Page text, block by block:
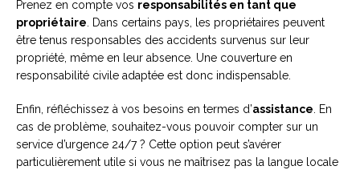
Prenez en compte vos responsabilités en tant que
propriétaire. Dans certains pays, les propriétaires peuvent
être tenus responsables des accidents survenus sur leur
propriété, même en leur absence. Une couverture en
responsabilité civile adaptée est donc indispensable.
Enfin, réfléchissez à vos besoins en termes d’assistance. En
cas de problème, souhaitez-vous pouvoir compter sur un
service d’urgence 24/7 ? Cette option peut s’avérer
particulièrement utile si vous ne maîtrisez pas la langue locale